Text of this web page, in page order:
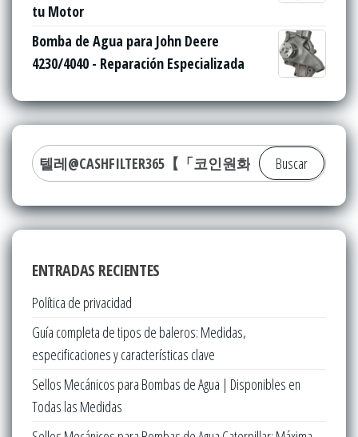
tu Motor
Bomba de Agua para John Deere
4230/4040 - Reparación Especializada
Buscar:
ENTRADAS RECIENTES
Política de privacidad
Guía completa de tipos de baleros: Medidas,
especificaciones y características clave
Sellos Mecánicos para Bombas de Agua | Disponibles en
Todas las Medidas